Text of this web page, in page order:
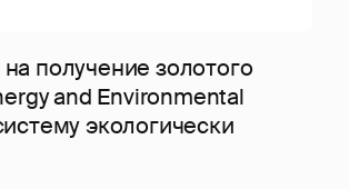
получение золотого
and Environmental
экологически